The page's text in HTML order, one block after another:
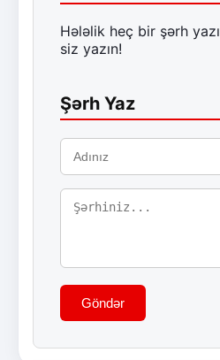
Hələlik heç bir şərh
siz yazın!
Şərh Yaz
Göndər